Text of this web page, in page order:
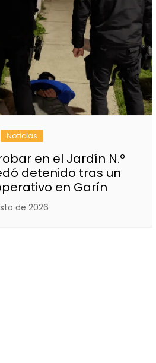
Noticias
en el Jardín N.º
detenido tras un
en Garín
de 2026